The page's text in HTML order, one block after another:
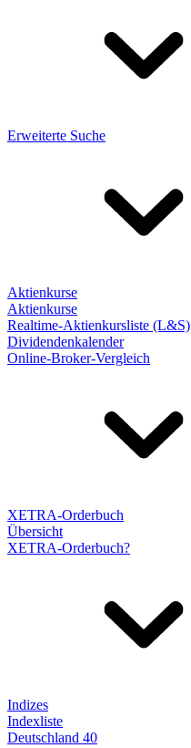
Erweiterte Suche
Aktienkurse
Aktienkurse
Realtime-Aktienkursliste (L&S)
Dividendenkalender
Online-Broker-Vergleich
XETRA-Orderbuch
Übersicht
XETRA-Orderbuch?
Indizes
Indexliste
Deutschland 40